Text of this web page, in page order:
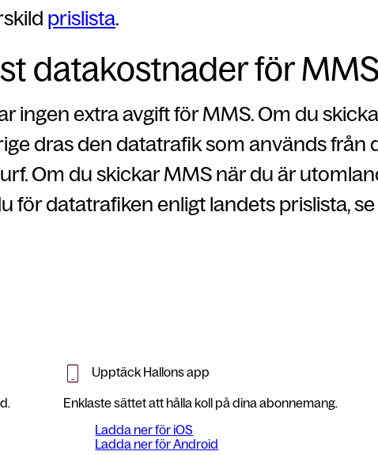
prislista.
datakostnader för MMS
ingen extra avgift för MMS. Om du
dras den datatrafik som används från
Om du skickar MMS när du är
för datatrafiken enligt landets prislista,
Upptäck Hallons app
Enklaste sättet att hålla koll på dina abonnemang.
Ladda ner för iOS
Ladda ner för Android